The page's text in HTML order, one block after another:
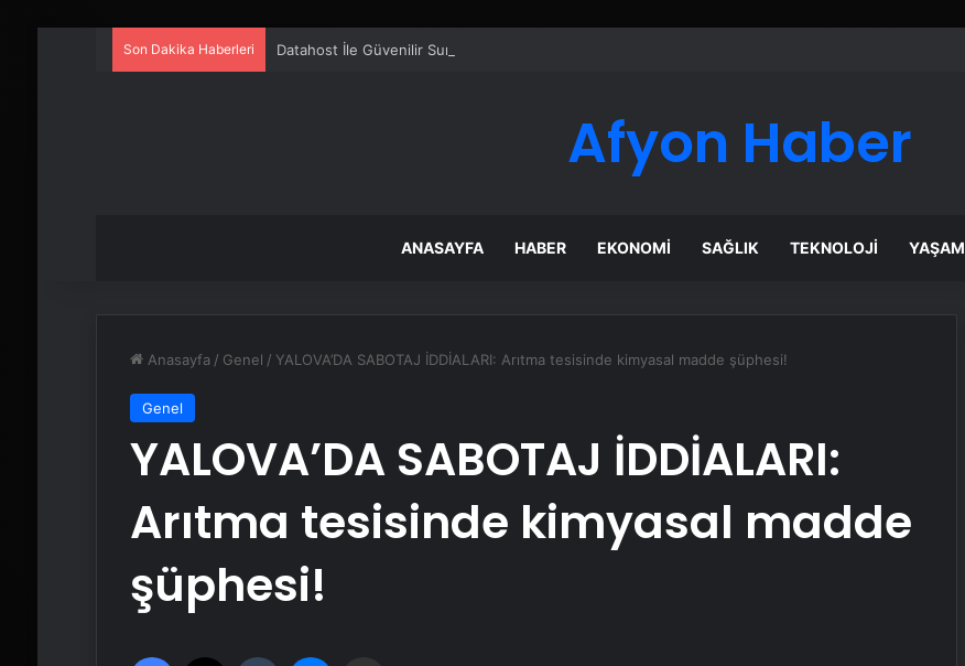
Son Dakika Haberleri Datahost İle Güvenilir Sunucu Hizmetleri
Afyon Haber
ANASAYFA HABER EKONOMI SAĞLIK TEKNOLOJI YAŞAM
Anasayfa / Genel / YALOVA’DA SABOTAJ İDDİALARI: Arıtma tesisinde kimyasal madde şüphesi!
Genel
YALOVA’DA SABOTAJ İDDİALARI:
Arıtma tesisinde kimyasal madde
şüphesi!
Facebook Tumblr